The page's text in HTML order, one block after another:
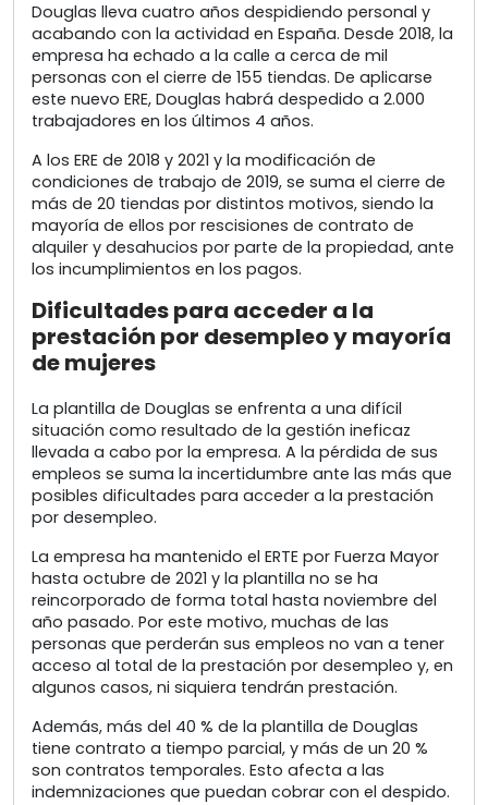
Douglas lleva cuatro años despidiendo personal y
acabando con la actividad en España. Desde 2018, la
empresa ha echado a la calle a cerca de mil
personas con el cierre de 155 tiendas. De aplicarse
este nuevo ERE, Douglas habrá despedido a 2.000
trabajadores en los últimos 4 años.
A los ERE de 2018 y 2021 y la modificación de
condiciones de trabajo de 2019, se suma el cierre de
más de 20 tiendas por distintos motivos, siendo la
mayoría de ellos por rescisiones de contrato de
alquiler y desahucios por parte de la propiedad, ante
los incumplimientos en los pagos.
Dificultades para acceder a la
prestación por desempleo y mayoría
de mujeres
La plantilla de Douglas se enfrenta a una difícil
situación como resultado de la gestión ineficaz
llevada a cabo por la empresa. A la pérdida de sus
empleos se suma la incertidumbre ante las más que
posibles dificultades para acceder a la prestación
por desempleo.
La empresa ha mantenido el ERTE por Fuerza Mayor
hasta octubre de 2021 y la plantilla no se ha
reincorporado de forma total hasta noviembre del
año pasado. Por este motivo, muchas de las
personas que perderán sus empleos no van a tener
acceso al total de la prestación por desempleo y, en
algunos casos, ni siquiera tendrán prestación.
Además, más del 40 % de la plantilla de Douglas
tiene contrato a tiempo parcial, y más de un 20 %
son contratos temporales. Esto afecta a las
indemnizaciones que puedan cobrar con el despido.